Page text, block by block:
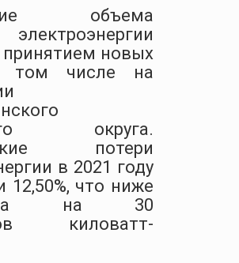
объема
электроэнергии
принятием новых
том числе на
округа.
потери
в 2021 году
12,50%, что ниже
на 30
киловатт-